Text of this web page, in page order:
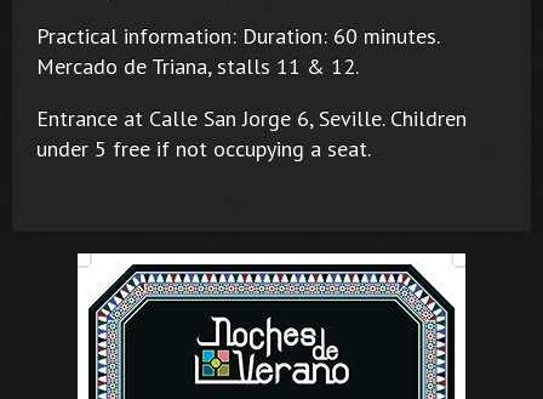
Practical information: Duration: 60 minutes.
Mercado de Triana, stalls 11 & 12.
Entrance at Calle San Jorge 6, Seville. Children
under 5 free if not occupying a seat.